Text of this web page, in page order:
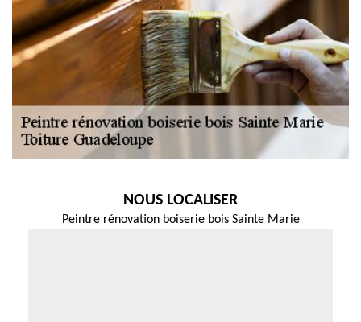
NOUS LOCALISER
Peintre rénovation boiserie bois Sainte Marie